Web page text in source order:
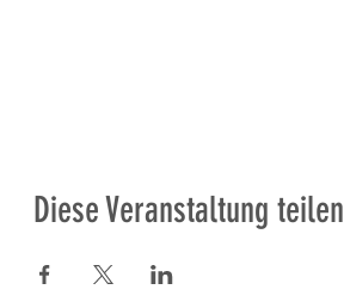
Diese Veranstaltung teilen